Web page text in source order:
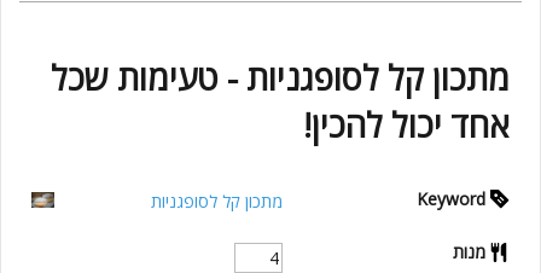
מתכון קל לסופגניות - טעימות שכל
אחד יכול להכין!
Keyword מתכון קל לסופגניות
מנות